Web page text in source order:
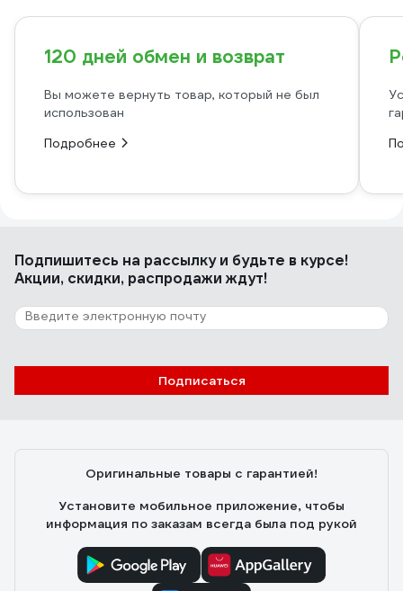
120 дней обмен и возврат
Вы можете вернуть товар, который не был
использован
Подробнее
Подпишитесь на рассылкуи будьте в курсе!
Акции, скидки, распродажи ждут!
Подписаться
Оригинальные товары с гарантией!
Установите мобильное приложение, чтобы
информация по заказам всегда была под рукой